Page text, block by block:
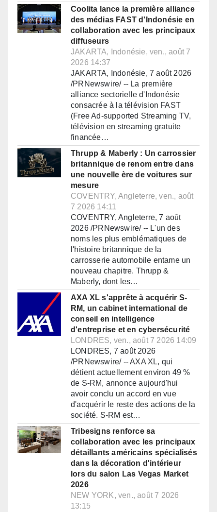
Coolita lance la première alliance
des médias FAST d'Indonésie en
collaboration avec les principaux
diffuseurs
JAKARTA, Indonésie, ven., août 7
2026 14:37
JAKARTA, Indonésie, 7 août 2026
/PRNewswire/ -- La première
alliance sectorielle d'Indonésie
consacrée à la télévision FAST
(Free Ad-supported Streaming TV,
télévision en streaming gratuite
financée…
Thrupp & Maberly : Un carrossier
britannique de renom entre dans
une nouvelle ère de voitures sur
mesure
COVENTRY, Angleterre, ven., août
7 2026 14:11
COVENTRY, Angleterre, 7 août
2026 /PRNewswire/ -- L'un des
noms les plus emblématiques de
l'histoire britannique de la
carrosserie automobile entame un
nouveau chapitre. Thrupp &
Maberly, dont les…
AXA XL s'apprête à acquérir S-
RM, un cabinet international de
conseil en intelligence
d'entreprise et en cybersécurité
LONDRES, ven., août 7 2026 14:09
LONDRES, 7 août 2026
/PRNewswire/ -- AXA XL, qui
détient actuellement environ 49 %
de S-RM, annonce aujourd'hui
avoir conclu un accord en vue
d'acquérir le reste des actions de la
société. S-RM est…
Tribesigns renforce sa
collaboration avec les principaux
détaillants américains spécialisés
dans la décoration d'intérieur
lors du salon Las Vegas Market
2026
NEW YORK, ven., août 7 2026
13:15